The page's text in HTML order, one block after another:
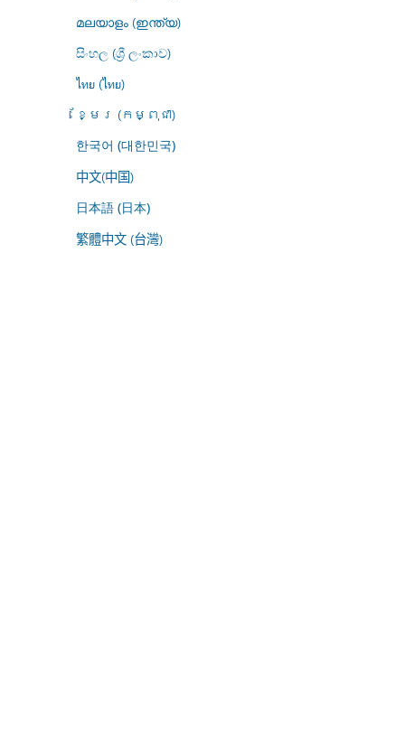
മലയാളം (ഇന്ത്യ)
සිංහල (ශ්‍රී ලංකාව)
ไทย (ไทย)
ខ្មែរ (កម្ពុជា)
한국어 (대한민국)
中文(中国)
日本語 (日本)
繁體中文 (台灣)